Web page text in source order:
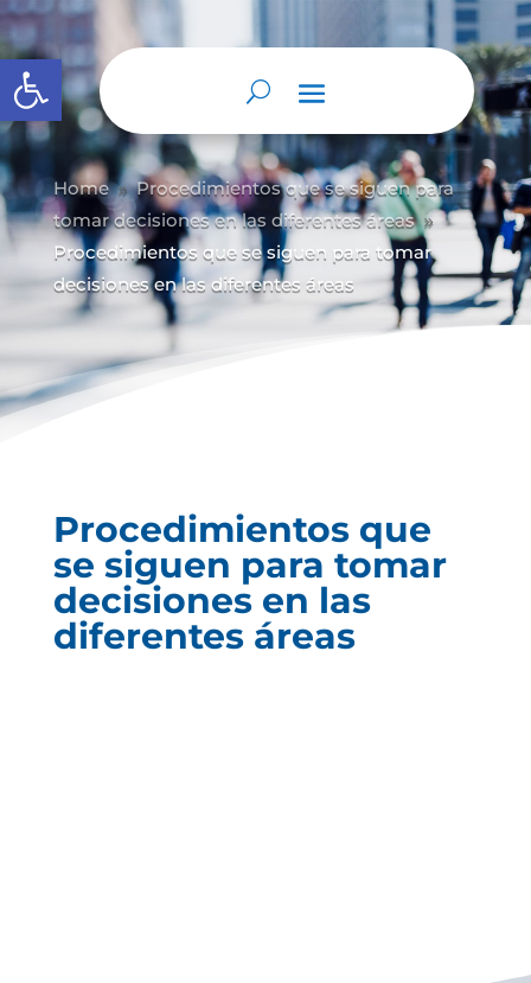
Abrir barra de herramientas
Home 9 Procedimientos que se siguen para
tomar decisiones en las diferentes áreas 9
Procedimientos que se siguen para tomar
decisiones en las diferentes áreas
Procedimientos que
se siguen para tomar
decisiones en las
diferentes áreas